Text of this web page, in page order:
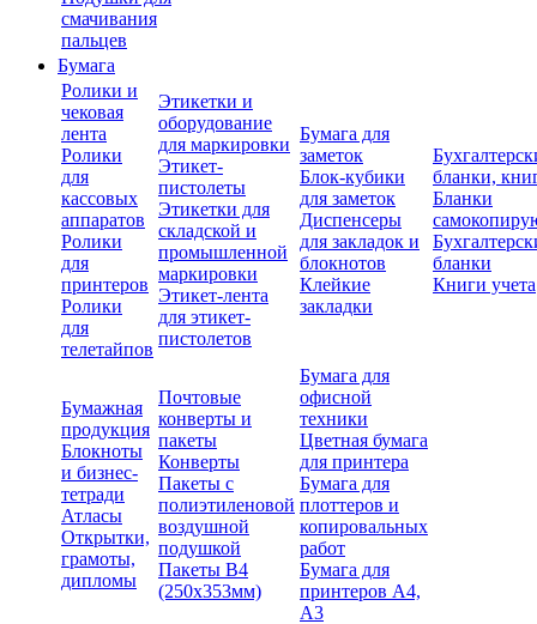
смачивания
пальцев
Бумага
Ролики и
чековая
лента
Ролики
для
кассовых
аппаратов
Ролики
для
принтеров
Ролики
для
телетайпов
Этикетки и
оборудование
для маркировки
Этикет-
пистолеты
Этикетки для
складской и
промышленной
маркировки
Этикет-лента
для этикет-
пистолетов
Бумага для
заметок
Блок-кубики
для заметок
Диспенсеры
для закладок и
блокнотов
Клейкие
закладки
бланки,
Бланки
бланки
Книги учета
Бумажная
продукция
Блокноты
и бизнес-
тетради
Атласы
Открытки,
грамоты,
дипломы
Почтовые
конверты и
пакеты
Конверты
Пакеты с
полиэтиленовой
воздушной
подушкой
Пакеты В4
(250х353мм)
Бумага для
офисной
техники
Цветная бумага
для принтера
Бумага для
плоттеров и
копировальных
работ
Бумага для
принтеров А4,
А3